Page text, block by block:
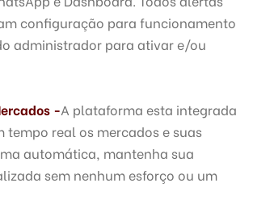
configuração para funcionamento
administrador para ativar e/ou
-A plataforma esta integrada
tempo real os mercados e suas
automática, mantenha sua
sem nenhum esforço ou um